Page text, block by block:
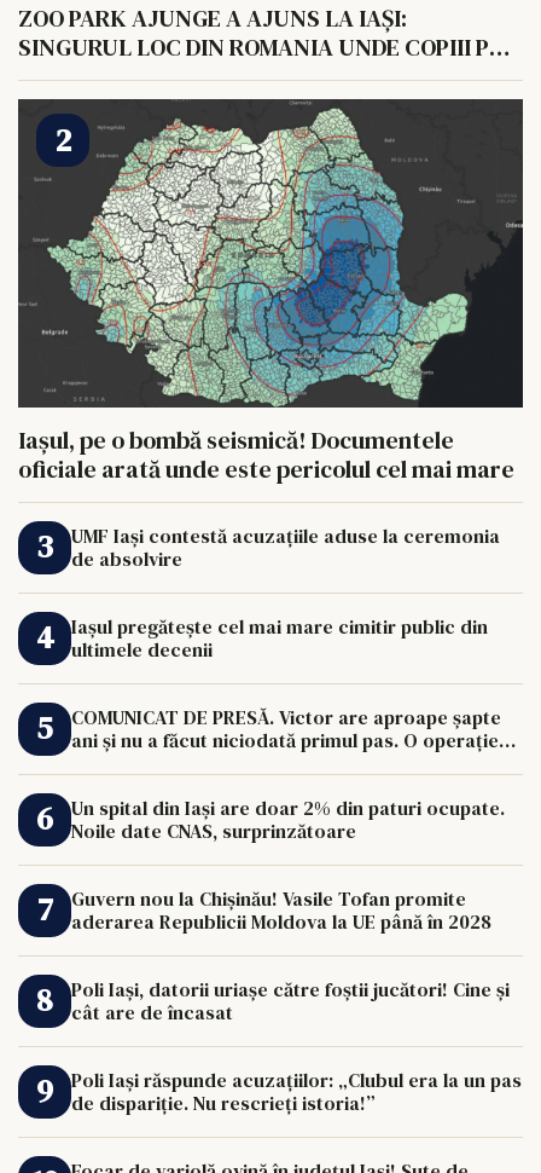
ZOO PARK AJUNGE A AJUNS LA IAȘI:
SINGURUL LOC DIN ROMANIA UNDE COPIII POT
HRANI UN ELEFANT
Iașul, pe o bombă seismică! Documentele
oficiale arată unde este pericolul cel mai mare
UMF Iași contestă acuzațiile aduse la ceremonia
de absolvire
Iașul pregătește cel mai mare cimitir public din
ultimele decenii
COMUNICAT DE PRESĂ. Victor are aproape șapte
ani și nu a făcut niciodată primul pas. O operație
Un spital din Iași are doar 2% din paturi ocupate.
Noile date CNAS, surprinzătoare
Guvern nou la Chișinău! Vasile Tofan promite
aderarea Republicii Moldova la UE până în 2028
Poli Iași, datorii uriașe către foștii jucători! Cine și
cât are de încasat
Poli Iași răspunde acuzațiilor: „Clubul era la un pas
de dispariție. Nu rescrieți istoria!”